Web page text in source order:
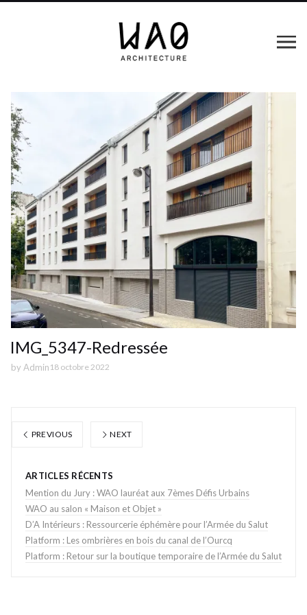
IMG_5347-Redressée
by Admin 18 octobre 2022
PREVIOUS NEXT
ARTICLES RÉCENTS
Mention du Jury : WAO lauréat aux 7èmes Défis Urbains
WAO au salon « Maison et Objet »
D’A Intérieurs : Ressourcerie éphémère pour l’Armée du Salut
Platform : Les ombrières en bois du canal de l’Ourcq
Platform : Retour sur la boutique temporaire de l’Armée du Salut